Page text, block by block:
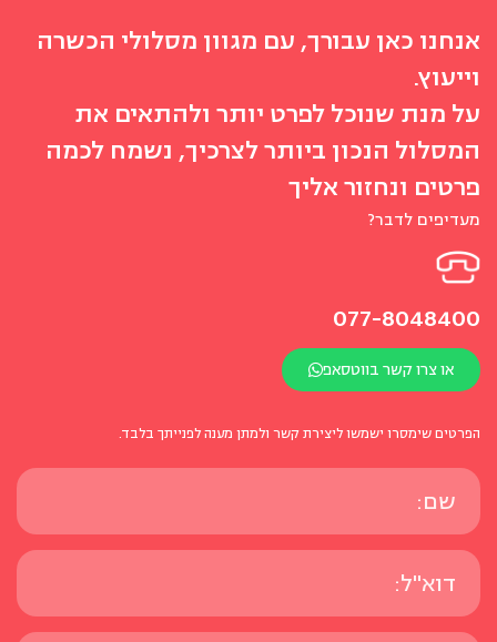
אנחנו כאן עבורך, עם מגוון מסלולי הכשרה
וייעוץ.
על מנת שנוכל לפרט יותר ולהתאים את
המסלול הנכון ביותר לצרכיך, נשמח לכמה
פרטים ונחזור אליך
מעדיפים לדבר?
077-8048400
או צרו קשר בווטסאפ
הפרטים שימסרו ישמשו ליצירת קשר ולמתן מענה לפנייתך בלבד.